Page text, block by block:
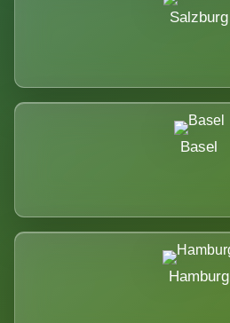
Salzburg
Basel
Hamburg